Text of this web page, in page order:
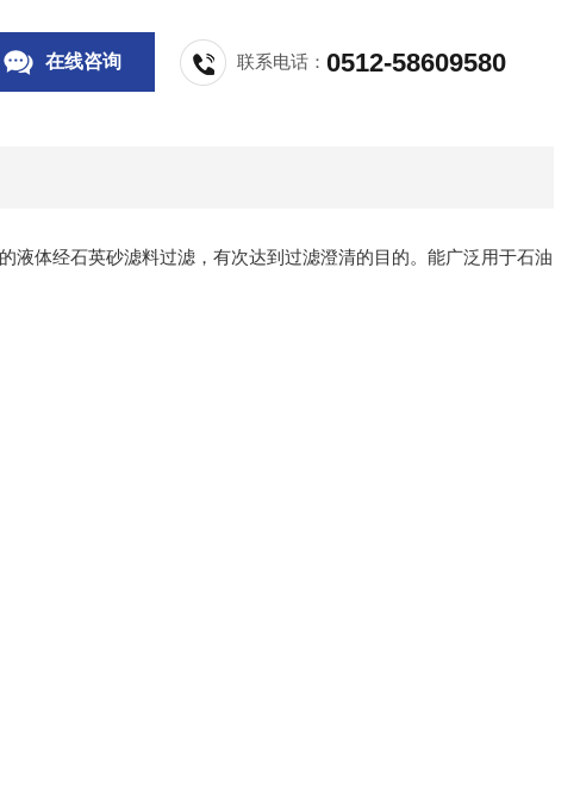
在线咨询 联系电话：0512-58609580
液体经石英砂滤料过滤，有次达到过滤澄清的目的。能广泛用于石油